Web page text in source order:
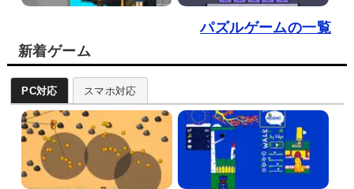
パズルゲームの一覧
新着ゲーム
PC対応 スマホ対応